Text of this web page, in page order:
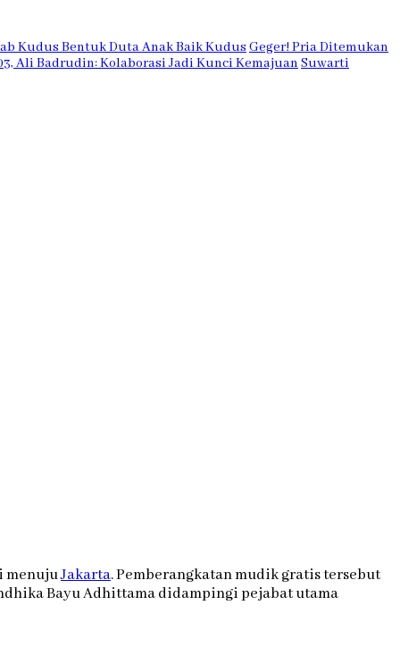
Kudus Bentuk Duta Anak Baik Kudus Geger! Pria Ditemukan
Ali Badrudin: Kolaborasi Jadi Kunci Kemajuan Suwarti
menujuJakarta. Pemberangkatan mudik gratis tersebut
Bayu Adhittama didampingi pejabat utama